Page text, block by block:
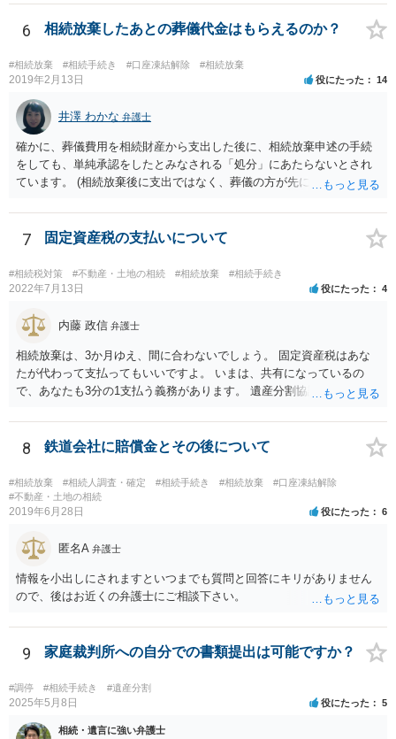
範囲となります。 一般的には、全員で相続する方が税金はお得です。
また、全員で相続しても、話し合いの結果、親がすべて相続と決める
こともできます。この場合でも相続の非課税枠は、全員で相続した540
0万円分使えます。 父が亡くなり、母が全部相続すると、母から三人
で相続する際は、4800万円が非課税枠となります。 そうすると、母が
亡くなってから相続すると、両親のどちらかが亡くなってから相続す
るより非課税の枠が減少します。 計画的に相続をするのがおすすめと
いうことになります。これ以外にも気をつける点はあるかもしれませ
んので、一度相談して想定するのがおすすめと思います。
6 相続放棄したあとの葬儀代金はもらえるのか？
#相続放棄 #相続手続き #口座凍結解除 #相続放棄
2019年2月13日 役にたった 14
井澤 わかな 弁護士
確かに、葬儀費用を相続財産から支出した後に、相続放棄申述の手続
をしても、単純承認をしたとみなされる「処分」にあたらないとされ
ています。 (相続放棄後に支出ではなく、葬儀の方が先に来るのが通常
述の手続ということだと思いますが) ただ、葬儀費用ならいくらでもよ
いということではなく、身分相応の、社会的儀式として当然認められ
る程度の金額に留まると考えた方がよいです。 もし、相続人の皆さん
に葬儀費用を支出する経済力がなく、質素な葬儀を行った費用であれ
ば相続財産から支出しても単純承認と認められない可能性が高いの
7 固定資産税の支払いについて
#相続税対策 #不動産・土地の相続 #相続放棄 #相続手続き
2022年7月13日 役にたった 4
内藤 政信 弁護士
相続放棄は、3か月ゆえ、間に合わないでしょう。 固定資産税はあな
たが代わって支払ってもいいですよ。 いまは、共有になっているの
で、あなたも3分の1支払う義務があります。 遺産分割協議をして、不
払い義務があります。
8 鉄道会社に賠償金とその後について
#相続放棄 #相続人調査・確定 #相続手続き #相続放棄
#口座凍結解除
#不動産・土地の相続
2019年6月28日 役にたった 6
匿名A 弁護士
情報を小出しにされますといつまでも質問と回答にキリがありません
ので、後はお近くの弁護士にご相談下さい。
9 家庭裁判所への自分での書類提出は可能ですか？
#調停 #相続手続き #遺産分割
2025年5月8日 役にたった 5
相続・遺言に強い弁護士